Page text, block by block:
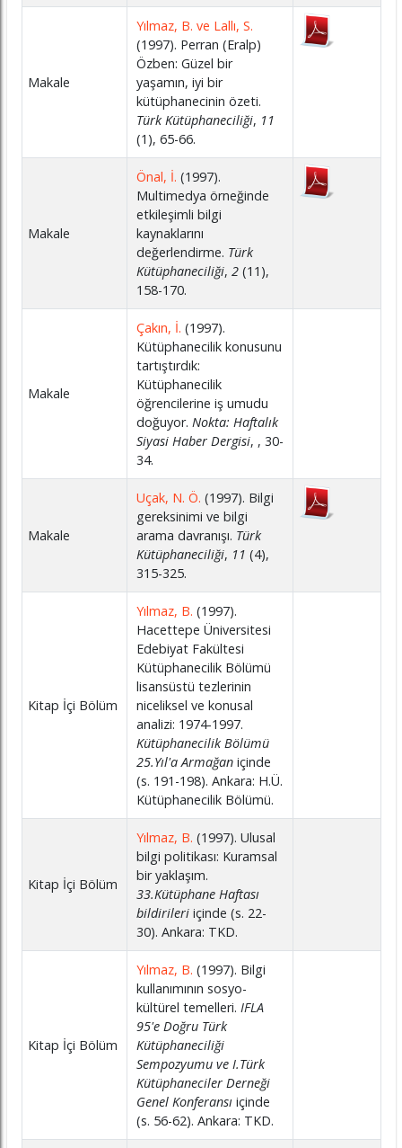
Makale
Yılmaz, B. ve Lallı, S.
(1997). Perran (Eralp)
Özben: Güzel bir
yaşamın, iyi bir
kütüphanecinin özeti.
Türk Kütüphaneciliği, 11
(1), 65-66.
Makale
Önal, İ. (1997).
Multimedya örneğinde
etkileşimli bilgi
kaynaklarını
değerlendirme. Türk
Kütüphaneciliği, 2(11),
158-170.
Makale
Çakın, İ. (1997).
Kütüphanecilik konusunu
tartıştırdık:
Kütüphanecilik
öğrencilerine iş umudu
doğuyor. Nokta: Haftalık
Siyasi Haber Dergisi, , 30-
34.
Makale
Uçak, N. Ö. (1997). Bilgi
gereksinimi ve bilgi
arama davranışı. Türk
Kütüphaneciliği, 11 (4),
315-325.
Kitap İçi Bölüm
Yılmaz, B. (1997).
Hacettepe Üniversitesi
Edebiyat Fakültesi
Kütüphanecilik Bölümü
lisansüstü tezlerinin
niceliksel ve konusal
analizi: 1974-1997.
Kütüphanecilik Bölümü
25.Yıl'a Armağaniçinde
(s. 191-198). Ankara: H.Ü.
Kütüphanecilik Bölümü.
Kitap İçi Bölüm
Yılmaz, B. (1997). Ulusal
bilgi politikası: Kuramsal
bir yaklaşım.
33.Kütüphane Haftası
bildirileriiçinde (s. 22-
30). Ankara: TKD.
Kitap İçi Bölüm
Yılmaz, B. (1997). Bilgi
kullanımının sosyo-
kültürel temelleri. IFLA
95'e Doğru Türk
Kütüphaneciliği
Sempozyumu ve I.Türk
Kütüphaneciler Derneği
Genel Konferansıiçinde
(s. 56-62). Ankara: TKD.